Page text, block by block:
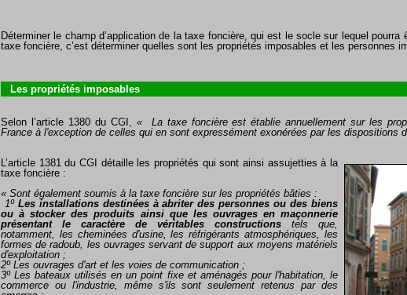
Déterminer le champ d’application de la taxe foncière, qui est le socle sur lequel pourra
taxe foncière, c’est déterminer quelles sont les propriétés imposables et les personnes
Les propriétés imposables
Selon l’article 1380 du CGI, « La taxe foncière est établie annuellement sur les
France à l'exception de celles qui en sont expressément exonérées par les dispositions
L’article 1381 du CGI détaille les propriétés qui sont ainsi assujetties à la
taxe foncière :
« Sont également soumis à la taxe foncière sur les propriétés bâties :
1º Les installations destinées à abriter des personnes ou des biens
ou à stocker des produits ainsi que les ouvrages en maçonnerie
présentant le caractère de véritables constructions tels que,
notamment, les cheminées d'usine, les réfrigérants atmosphériques, les
formes de radoub, les ouvrages servant de support aux moyens matériels
d'exploitation ;
2º Les ouvrages d'art et les voies de communication ;
3º Les bateaux utilisés en un point fixe et aménagés pour l'habitation, le
commerce ou l'industrie, même s'ils sont seulement retenus par des